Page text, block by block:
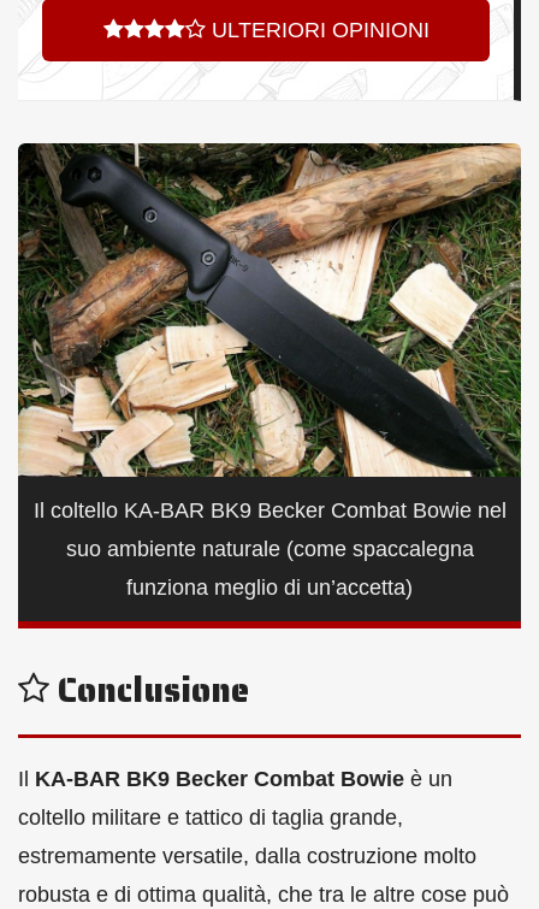
ULTERIORI OPINIONI
Il coltello KA-BAR BK9 Becker Combat Bowie nel
suo ambiente naturale (come spaccalegna
funziona meglio di un’accetta)
Conclusione
Il KA-BAR BK9 Becker Combat Bowie è un
coltello militare e tattico di taglia grande,
estremamente versatile, dalla costruzione molto
robusta e di ottima qualità, che tra le altre cose può